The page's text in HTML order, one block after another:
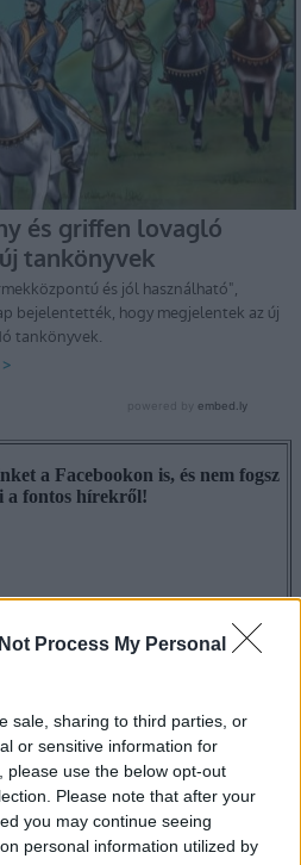
Process My Personal
sale, sharing to third parties, or
or sensitive information for
please use the below opt-out
Please note that after your
you may continue seeing
personal information utilized by
a Facebookon is, és nem fogsz
a fontos hírekről!